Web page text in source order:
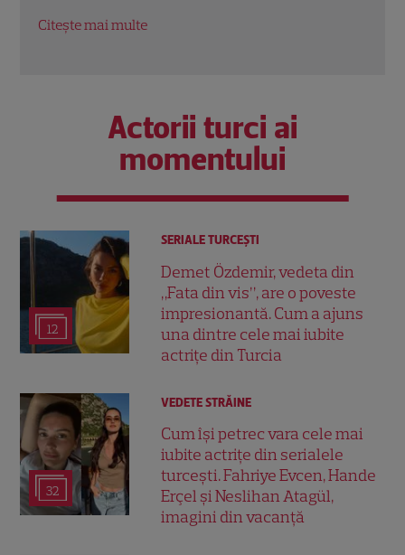
Actorii turci ai
momentului
12
SERIALE TURCEŞTI
Demet Özdemir, vedeta din
„Fata din vis”, are o poveste
impresionantă. Cum a ajuns
una dintre cele mai iubite
actrițe din Turcia
32
VEDETE STRĂINE
Cum își petrec vara cele mai
iubite actrițe din serialele
turcești. Fahriye Evcen, Hande
Erçel și Neslihan Atagül,
imagini din vacanță